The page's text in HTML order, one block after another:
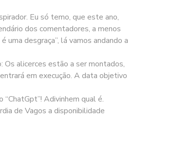
Eu só temo, que este ano,
dos comentadores, a menos
uma desgraça”, lá vamos andando a
alicerces estão a ser montados,
em execução. A data objetivo
Adivinhem qual é.
de Vagos a disponibilidade